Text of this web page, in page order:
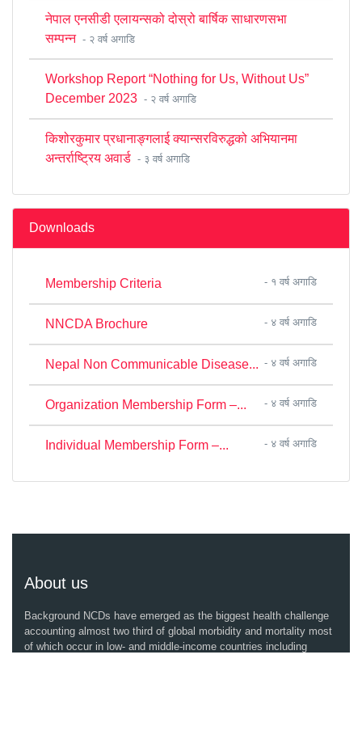
नेपाल एनसीडी एलायन्सको दोस्रो बार्षिक साधारणसभा
सम्पन्न - २ वर्ष अगाडि
Workshop Report “Nothing for Us, Without Us”
December 2023 - २ वर्ष अगाडि
किशोरकुमार प्रधानाङ्गलाई क्यान्सरविरुद्धको अभियानमा
अन्तर्राष्ट्रिय अवार्ड - ३ वर्ष अगाडि
Downloads
Membership Criteria - १ वर्ष अगाडि
NNCDA Brochure - ४ वर्ष अगाडि
Nepal Non Communicable Disease... - ४ वर्ष अगाडि
Organization Membership Form –... - ४ वर्ष अगाडि
Individual Membership Form –... - ४ वर्ष अगाडि
About us
Background NCDs have emerged as the biggest health challenge
accounting almost two third of global morbidity and mortality most
of which occur in low- and middle-income countries including